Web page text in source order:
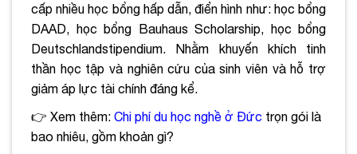
cấp nhiều học bổng hấp dẫn, điển hình như: học bổng
DAAD, học bổng Bauhaus Scholarship, học bổng
Deutschlandstipendium. Nhằm khuyến khích tinh
thần học tập và nghiên cứu của sinh viên và hỗ trợ
giảm áp lực tài chính đáng kể.
👉 Xem thêm: Chi phí du học nghề ở Đức trọn gói là
bao nhiêu, gồm khoản gì?